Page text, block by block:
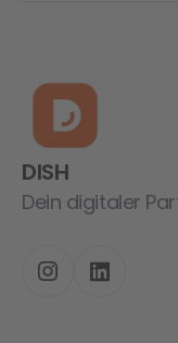
DISH
Dein digitaler